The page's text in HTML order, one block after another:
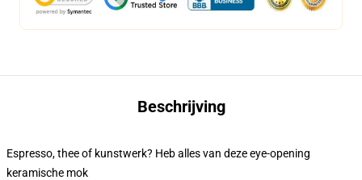
Beschrijving
Espresso, thee of kunstwerk? Heb alles van deze eye-opening
keramische mok